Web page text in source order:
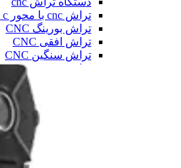
تراش cnc با محور c و y
تراش بورینگ CNC
تراش افقی CNC
تراش سنگین CNC
تراش عمودی CNC
تراش مولتی اسپیندل
دستگاه طول تراش cnc
سری تراش cnc
دیزل ژنراتور
دیزل ژنراتور 62 کاوا
دیزل ژنزاتور 100 کاوا
دیزل ژنراتور 125 کاوا